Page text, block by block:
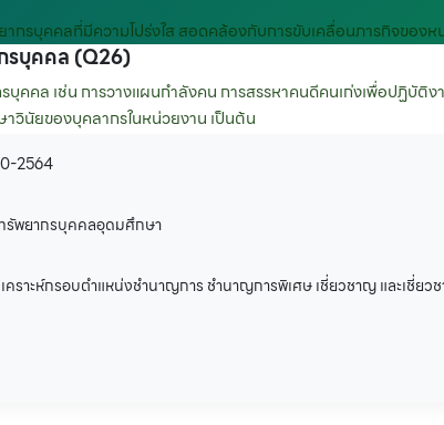
กรบุคคลที่มีความโปร่งใส สอดคล้องกับการขับเคลื่อนภารกิจของห
รบุคคล (Q26)
บุคคล เช่น การวางแผนกำลังคน การสรรหาคนดีคนเก่งเพื่อปฏิบั
าวินัยของบุคลากรในหน่วยงาน เป็นต้น
2564
ทรัพยากรบุคคลอุดมศึกษา
ราะห์กรอบตำแหน่งชำนาญการ ชำนาญการพิเศษ เชี่ยวชาญ และเชี่ยว